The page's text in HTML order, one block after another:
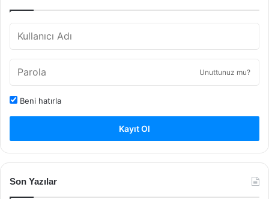
Unuttunuz mu?
Beni hatırla
Kayıt Ol
Son Yazılar